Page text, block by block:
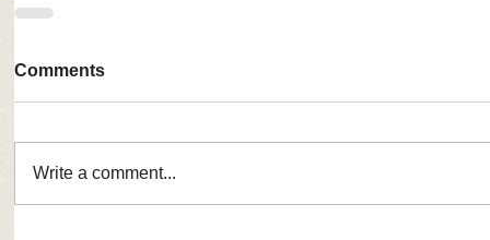
Comments
Write a comment...